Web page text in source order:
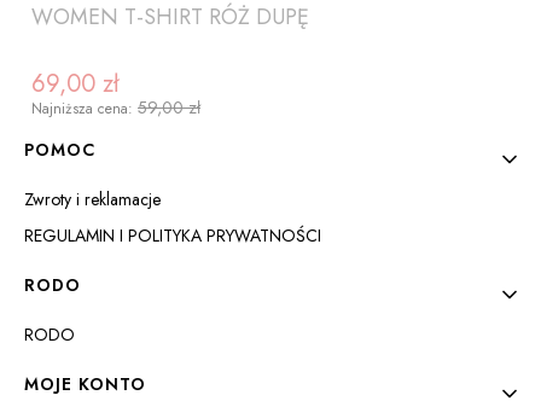
WOMEN T-SHIRT RÓŻ DUPĘ
Cena promocyjna
69,00 zł
Najniższa cena: 59,00 zł
Linki w stopce
POMOC
Zwroty i reklamacje
REGULAMIN I POLITYKA PRYWATNOŚCI
RODO
RODO
MOJE KONTO